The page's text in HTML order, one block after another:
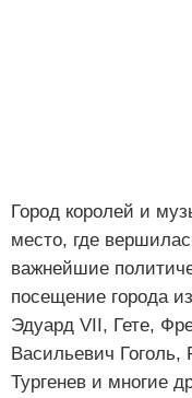
Город королей и
место, где
важнейшие
посещение города
Эдуард VII, Гете,
Васильевич Гоголь,
Тургенев и многие